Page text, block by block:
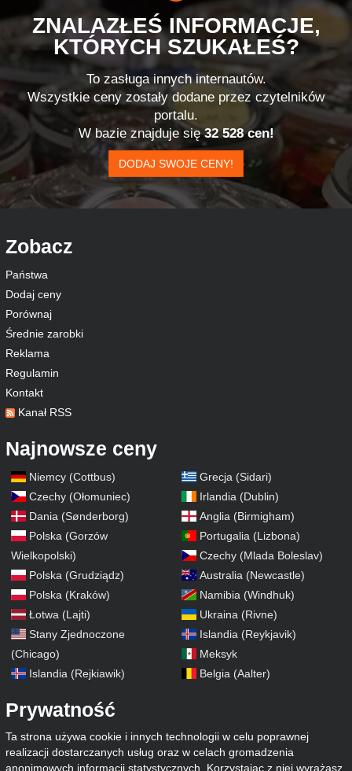
ZNALAZŁEŚ INFORMACJE,
KTÓRYCH SZUKAŁEŚ?
To zasługa innych internautów.
Wszystkie ceny zostały dodane przez czytelników
portalu.
W bazie znajduje się32 528 cen!
DODAJ SWOJE CENY!
Zobacz
Państwa
Dodaj ceny
Porównaj
Średnie zarobki
Reklama
Regulamin
Kontakt
Kanał RSS
Najnowsze ceny
Niemcy (Cottbus)
Czechy (Ołomuniec)
Dania (Sønderborg)
Polska (Gorzów
Wielkopolski)
Polska (Grudziądz)
Polska (Kraków)
Łotwa (Lajti)
Stany Zjednoczone
(Chicago)
Islandia (Rejkiawik)
Grecja (Sidari)
Irlandia (Dublin)
Anglia (Birmigham)
Portugalia (Lizbona)
Czechy (Mlada Boleslav)
Australia (Newcastle)
Namibia (Windhuk)
Ukraina (Rivne)
Islandia (Reykjavik)
Meksyk
Belgia (Aalter)
Prywatność
Ta strona używa cookie i innych technologii w celu poprawnej
realizacji dostarczanych usług oraz w celach gromadzenia
anonimowych informacji statystycznych. Korzystając z niej wyrażasz